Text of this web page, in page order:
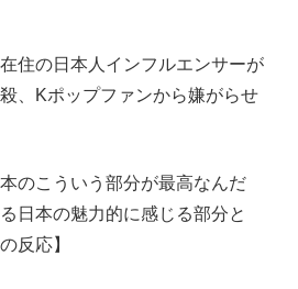
住の日本人インフルエンサーが
、Kポップファンから嫌がらせ
のこういう部分が最高なんだ
日本の魅力的に感じる部分と
反応】